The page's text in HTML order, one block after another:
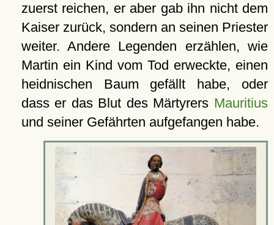
zuerst reichen, er aber gab ihn nicht dem
Kaiser zurück, sondern an seinen Priester
weiter. Andere Legenden erzählen, wie
Martin ein Kind vom Tod erweckte, einen
heidnischen Baum gefällt habe, oder
dass er das Blut des Märtyrers Mauritius
und seiner Gefährten aufgefangen habe.